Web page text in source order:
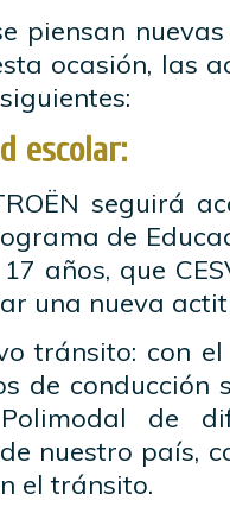
piensan
ocasión, las
escolar:
seguirá
de
años, que
una nueva
tránsito: con
de conducción
de
nuestro país,
el tránsito.